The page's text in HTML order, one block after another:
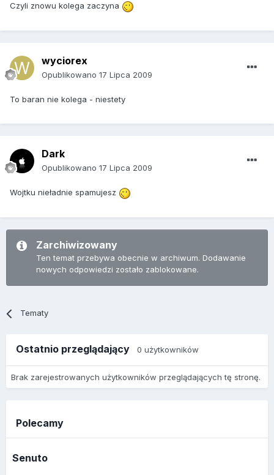
Czyli znowu kolega zaczyna
wyciorex
Opublikowano 17 Lipca 2009
To baran nie kolega - niestety
Dark
Opublikowano 17 Lipca 2009
Wojtku nieładnie spamujesz
Zarchiwizowany
Ten temat przebywa obecnie w archiwum. Dodawanie
nowych odpowiedzi zostało zablokowane.
Tematy
Ostatnio przeglądający 0 użytkowników
Brak zarejestrowanych użytkowników przeglądających tę stronę.
Polecamy
Senuto